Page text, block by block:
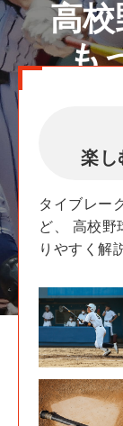
高
も
楽し
タイブレー
ど、
高校野
りやすく解